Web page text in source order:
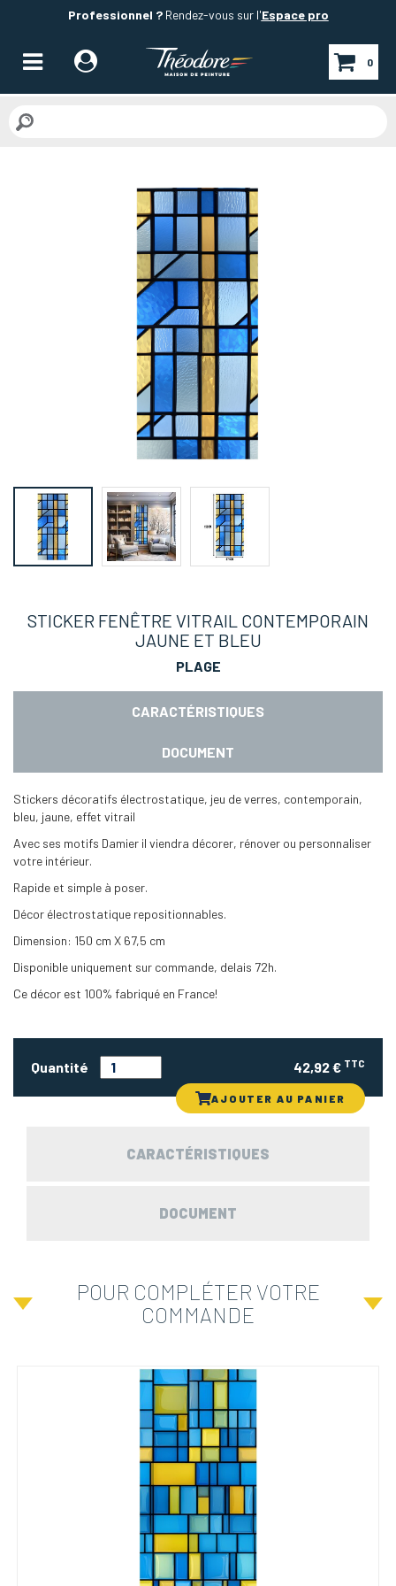
Professionnel ?Rendez-vous sur l'Espace pro
0
STICKER FENÊTRE VITRAIL CONTEMPORAIN
JAUNE ET BLEU
PLAGE
CARACTÉRISTIQUES
DOCUMENT
Stickers décoratifs électrostatique, jeu de verres, contemporain,
bleu, jaune, effet vitrail
Avec ses motifs Damier il viendra décorer, rénover ou personnaliser
votre intérieur.
Rapide et simple à poser.
Décor électrostatique repositionnables.
Dimension: 150 cm X 67,5 cm
Disponible uniquement sur commande, delais 72h.
Ce décor est 100% fabriqué en France!
Quantité 42,92 € TTC
AJOUTER AU PANIER
CARACTÉRISTIQUES
DOCUMENT
POUR COMPLÉTER VOTRE
COMMANDE